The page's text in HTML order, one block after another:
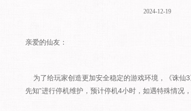
2024-12-19
亲爱的仙友：
为了给玩家创造更加安全稳定的游戏环境，《诛
先知”进行停机维护，预计停机4小时，如遇特殊情况